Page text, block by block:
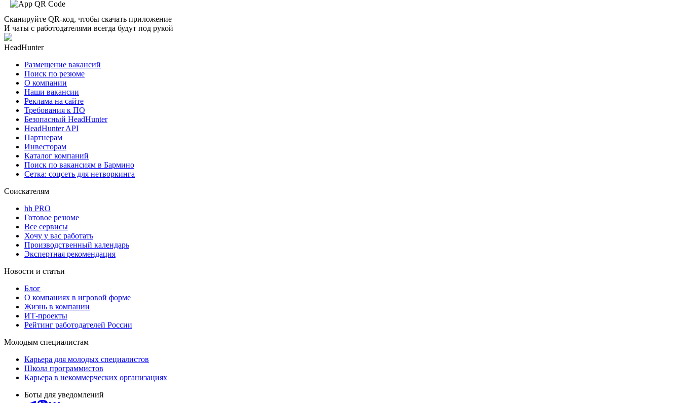
Сканируйте QR-код, чтобы скачать приложение
И чаты с работодателями всегда будут под рукой
HeadHunter
Размещение вакансий
Поиск по резюме
О компании
Наши вакансии
Реклама на сайте
Требования к ПО
Безопасный HeadHunter
HeadHunter API
Партнерам
Инвесторам
Каталог компаний
Поиск по вакансиям в Бармино
Сетка: соцсеть для нетворкинга
Соискателям
hh PRO
Готовое резюме
Все сервисы
Хочу у вас работать
Производственный календарь
Экспертная рекомендация
Новости и статьи
Блог
О компаниях в игровой форме
Жизнь в компании
ИТ-проекты
Рейтинг работодателей России
Молодым специалистам
Карьера для молодых специалистов
Школа программистов
Карьера в некоммерческих организациях
Боты для уведомлений